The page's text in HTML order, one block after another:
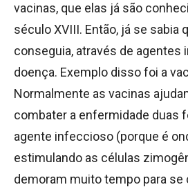
vacinas, que elas já são
século XVIII. Então, já se sabia
conseguia, através de agentes
doença. Exemplo disso foi a
Normalmente as vacinas
combater a enfermidade duas
agente infeccioso (porque é
estimulando as células
demoram muito tempo para se